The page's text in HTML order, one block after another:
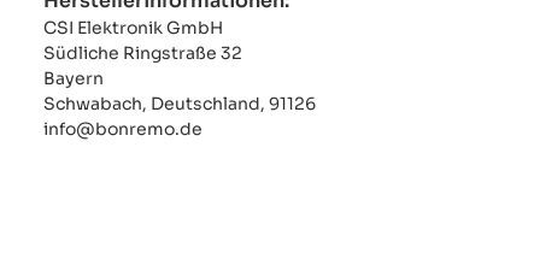
CSI Elektronik GmbH
Südliche Ringstraße 32
Bayern
Schwabach, Deutschland, 91126
info@bonremo.de